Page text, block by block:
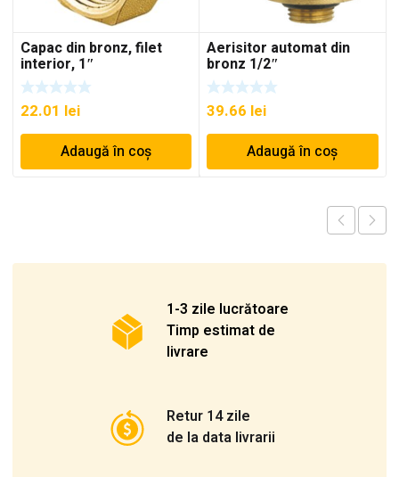
Capac din bronz, filet
interior, 1″
22.01 lei
Adaugă în coș
Aerisitor automat din
bronz 1/2″
39.66 lei
Adaugă în coș
1-3 zile lucrătoare
Timp estimat de
livrare
Retur 14 zile
de la data livrarii